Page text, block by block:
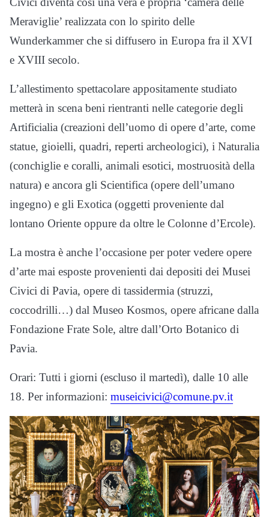
Meraviglie’ realizzata con lo spirito delle
Wunderkammer che si diffusero in Europa fra il XVI
e XVIII secolo.
L’allestimento spettacolare appositamente studiato
metterà in scena beni rientranti nelle categorie degli
Artificialia (creazioni dell’uomo di opere d’arte, come
statue, gioielli, quadri, reperti archeologici), i Naturalia
(conchiglie e coralli, animali esotici, mostruosità della
natura) e ancora gli Scientifica (opere dell’umano
ingegno) e gli Exotica (oggetti proveniente dal
lontano Oriente oppure da oltre le Colonne d’Ercole).
La mostra è anche l’occasione per poter vedere opere
d’arte mai esposte provenienti dai depositi dei Musei
Civici di Pavia, opere di tassidermia (struzzi,
coccodrilli…) dal Museo Kosmos, opere africane dalla
Fondazione Frate Sole, altre dall’Orto Botanico di
Pavia.
Orari: Tutti i giorni (escluso il martedì), dalle 10 alle
18. Per informazioni: museicivici@comune.pv.it